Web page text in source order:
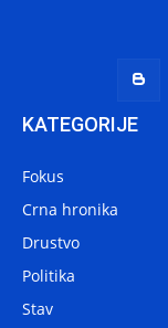
KATEGORIJE
Fokus
Crna hronika
Drustvo
Politika
Stav